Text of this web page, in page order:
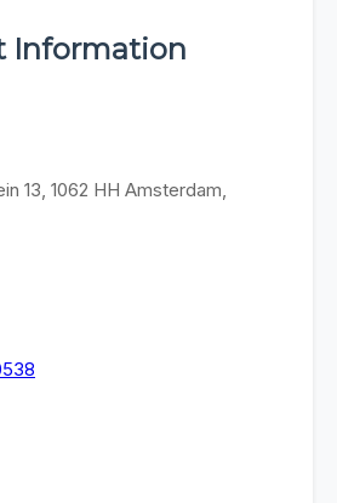
Information
13, 1062 HH Amsterdam,